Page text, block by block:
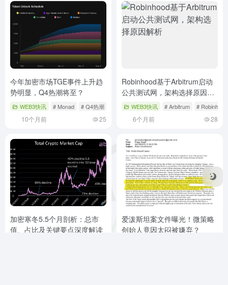
今年加密市场TGE事件上升趋
势明显，Q4热潮将至？
WEB3快讯 # Monad # Q4热潮 # TGE事件
10个月前 25
Robinhood基于Arbitrum启动
公共测试网，架构选择原因解
析 WEB3快讯 # Arbitrum # Robinhood
6个月前 28
加密寒冬5.5个月剖析：总市
值、占比及关键要点深度解读
爱泼斯坦案文件曝光！微策略
创始人竟因太闷被嫌弃？